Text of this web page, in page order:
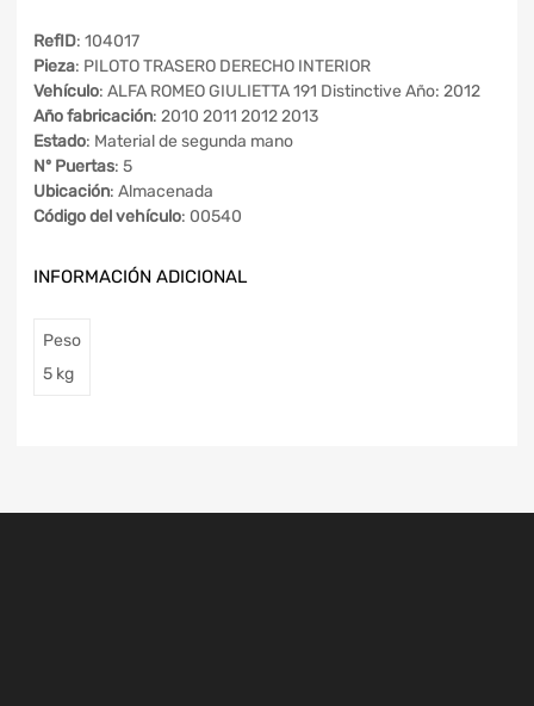
RefID: 104017
Pieza: PILOTO TRASERO DERECHO INTERIOR
Vehículo: ALFA ROMEO GIULIETTA 191 Distinctive Año: 2012
Año fabricación: 2010 2011 2012 2013
Estado: Material de segunda mano
Nº Puertas: 5
Ubicación: Almacenada
Código del vehículo: 00540
INFORMACIÓN ADICIONAL
Peso
5 kg